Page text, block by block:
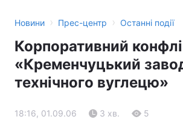
Новини › Прес-центр › Останні події
Корпоративний
«Кременчуцький
технічного вуглецю»
18:16, 01.09.06 3 хв. 5